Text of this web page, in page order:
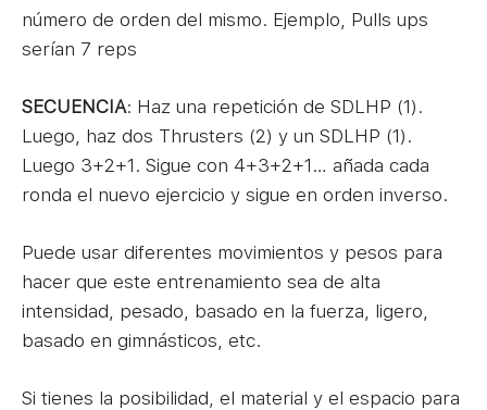
número de orden del mismo. Ejemplo, Pulls ups
serían 7 reps
SECUENCIA: Haz una repetición de SDLHP (1).
Luego, haz dos Thrusters (2) y un SDLHP (1).
Luego 3+2+1. Sigue con 4+3+2+1… añada cada
ronda el nuevo ejercicio y sigue en orden inverso.
Puede usar diferentes movimientos y pesos para
hacer que este entrenamiento sea de alta
intensidad, pesado, basado en la fuerza, ligero,
basado en gimnásticos, etc.
Si tienes la posibilidad, el material y el espacio para